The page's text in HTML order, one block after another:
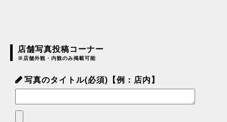
店舗写真投稿コーナー
※店舗外観・内観のみ掲載可能
写真のタイトル(必須)【例：店内】